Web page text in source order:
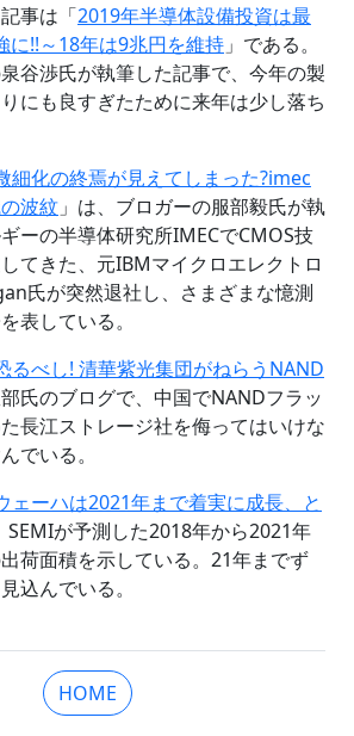
事は「2019年半導体設備投資は最
に!!～18年は9兆円を維持」である。
谷渉氏が執筆した記事で、今年の製
にも良すぎたために来年は少し落ち
細化の終焉が見えてしまった?imec
波紋」は、ブロガーの服部毅氏が執
ーの半導体研究所IMECでCMOS技
てきた、元IBMマイクロエレクトロ
氏が突然退社し、さまざまな憶測
表している。
るべし! 清華紫光集団がねらうNAND
氏のブログで、中国でNANDフラッ
長江ストレージ社を侮ってはいけな
でいる。
ェーハは2021年まで着実に成長、と
SEMIが予測した2018年から2021年
荷面積を示している。21年までず
込んでいる。
HOME